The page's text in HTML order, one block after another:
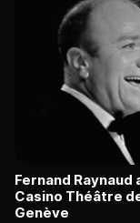
Fernand Raynaud
Casino Théâtre
Genève